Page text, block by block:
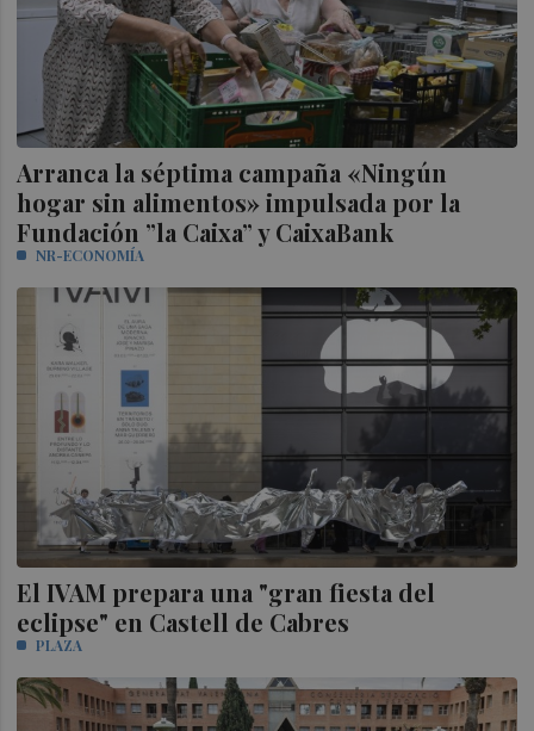
Arranca la séptima campaña «Ningún
hogar sin alimentos» impulsada por la
Fundación ”la Caixa” y CaixaBank
NR-ECONOMÍA
El IVAM prepara una "gran fiesta del
eclipse" en Castell de Cabres
PLAZA